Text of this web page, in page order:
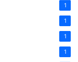
1
1
1
1